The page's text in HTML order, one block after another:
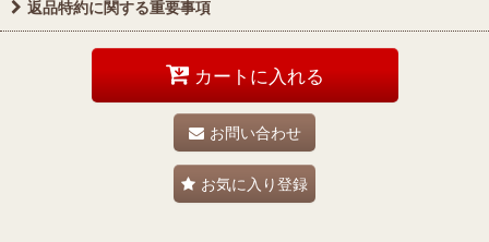
返品特約に関する重要事項
カートに入れる
お問い合わせ
お気に入り登録